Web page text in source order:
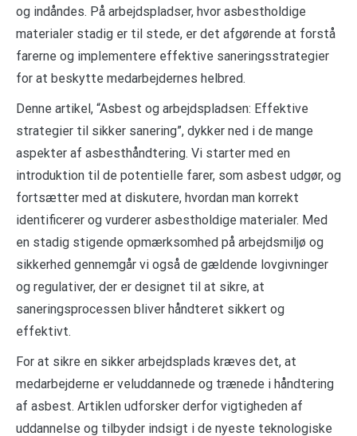
og indåndes. På arbejdspladser, hvor asbestholdige
materialer stadig er til stede, er det afgørende at forstå
farerne og implementere effektive saneringsstrategier
for at beskytte medarbejdernes helbred.
Denne artikel, “Asbest og arbejdspladsen: Effektive
strategier til sikker sanering”, dykker ned i de mange
aspekter af asbesthåndtering. Vi starter med en
introduktion til de potentielle farer, som asbest udgør, og
fortsætter med at diskutere, hvordan man korrekt
identificerer og vurderer asbestholdige materialer. Med
en stadig stigende opmærksomhed på arbejdsmiljø og
sikkerhed gennemgår vi også de gældende lovgivninger
og regulativer, der er designet til at sikre, at
saneringsprocessen bliver håndteret sikkert og
effektivt.
For at sikre en sikker arbejdsplads kræves det, at
medarbejderne er veluddannede og trænede i håndtering
af asbest. Artiklen udforsker derfor vigtigheden af
uddannelse og tilbyder indsigt i de nyeste teknologiske